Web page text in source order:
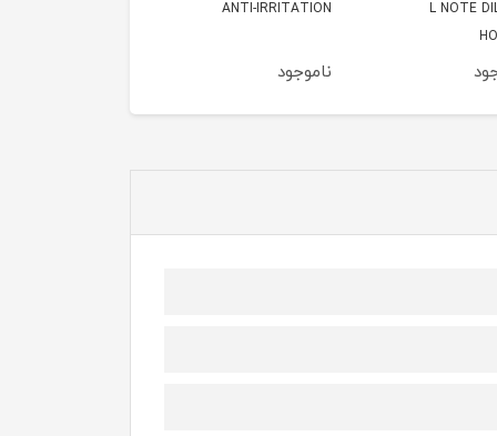
ANTI-
نارنجی 50میل
ناموجود